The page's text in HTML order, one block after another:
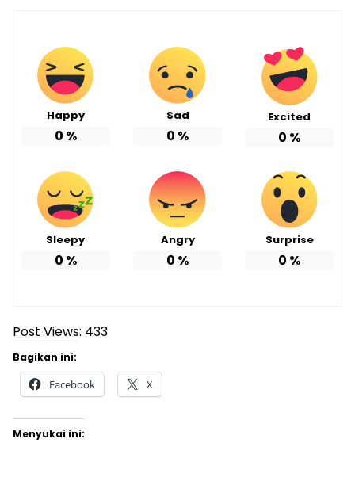
Happy
0 %
Sad
0 %
Excited
0 %
Sleepy
0 %
Angry
0 %
Surprise
0 %
Post Views: 433
Bagikan ini:
Facebook X
Menyukai ini: